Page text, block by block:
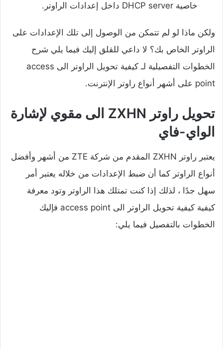
خاصية DHCP server داخل إعدادات الراوتر.
ولكن ماذا لو لم تتمكن من الوصول إلى تلك الإعدادات على
الراوتر الخاص بك؟ لا داعي للقلق إليك فيما يلي شرح
الخطوات التفصيلية لـ كيفية تحويل الراوتر الى access
point على أشهر أنواع راوتر الإنترنت.
تحويل راوتر ZXHN الى مقوي لإشارة
الواي-فاي
يعتبر راوتر ZXHN المقدم من شركة ZTE من أشهر وأفضل
أنواع الراوتر كما أن ضبط الإعدادات من خلاله يعتبر أمر
سهل جدًا ، لذلك إذا كنت تمتلك هذا الراوتر وتود معرفة
كيفية كيفية تحويل الراوتر الى access point فإليك
الخطوات بالتفصيل فيما يلي: